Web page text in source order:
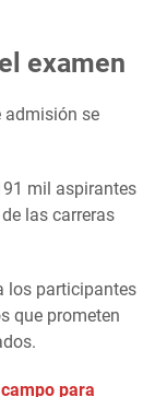
examen
admisión se
mil aspirantes
las carreras
los participantes
que prometen
para